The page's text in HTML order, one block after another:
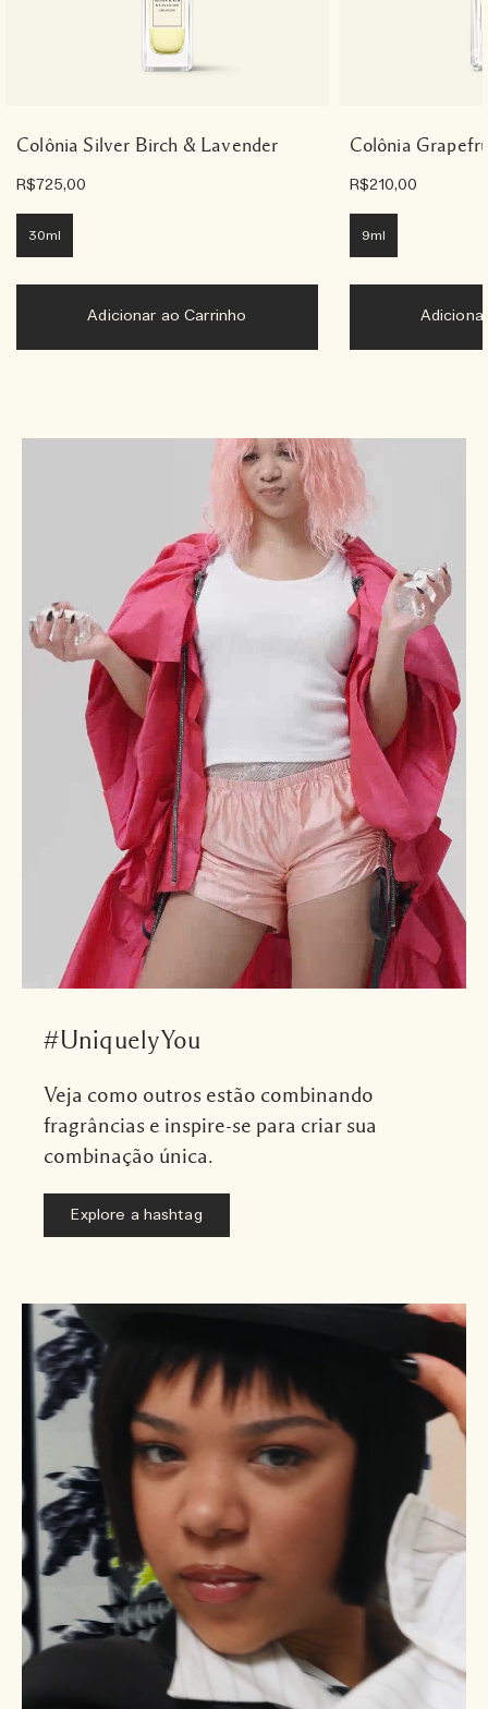
Colônia Silver Birch & Lavender
R$725,00
30ml
Adicionar ao Carrinho
Colônia
R$210,00
9ml
#UniquelyYou
Veja como outros estão combinando
fragrâncias e inspire-se para criar sua
combinação única.
Explore a hashtag